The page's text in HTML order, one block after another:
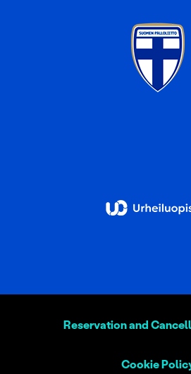
Reservation and
Cookie